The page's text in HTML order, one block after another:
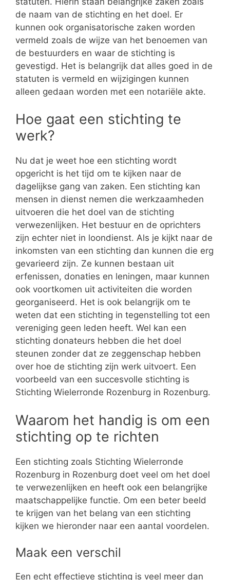
de naam van de stichting en het doel. Er
kunnen ook organisatorische zaken worden
vermeld zoals de wijze van het benoemen van
de bestuurders en waar de stichting is
gevestigd. Het is belangrijk dat alles goed in de
statuten is vermeld en wijzigingen kunnen
alleen gedaan worden met een notariële akte.
Hoe gaat een stichting te
werk?
Nu dat je weet hoe een stichting wordt
opgericht is het tijd om te kijken naar de
dagelijkse gang van zaken. Een stichting kan
mensen in dienst nemen die werkzaamheden
uitvoeren die het doel van de stichting
verwezenlijken. Het bestuur en de oprichters
zijn echter niet in loondienst. Als je kijkt naar de
inkomsten van een stichting dan kunnen die erg
gevarieerd zijn. Ze kunnen bestaan uit
erfenissen, donaties en leningen, maar kunnen
ook voortkomen uit activiteiten die worden
georganiseerd. Het is ook belangrijk om te
weten dat een stichting in tegenstelling tot een
vereniging geen leden heeft. Wel kan een
stichting donateurs hebben die het doel
steunen zonder dat ze zeggenschap hebben
over hoe de stichting zijn werk uitvoert. Een
voorbeeld van een succesvolle stichting is
Stichting Wielerronde Rozenburg in Rozenburg.
Waarom het handig is om een
stichting op te richten
Een stichting zoals Stichting Wielerronde
Rozenburg in Rozenburg doet veel om het doel
te verwezenlijken en heeft ook een belangrijke
maatschappelijke functie. Om een beter beeld
te krijgen van het belang van een stichting
kijken we hieronder naar een aantal voordelen.
Maak een verschil
Een echt effectieve stichting is veel meer dan